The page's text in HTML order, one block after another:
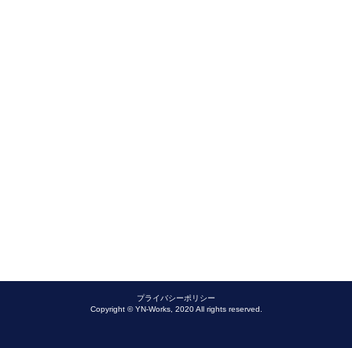
プライバシーポリシー
Copyright © YN-Works, 2020 All rights reserved.